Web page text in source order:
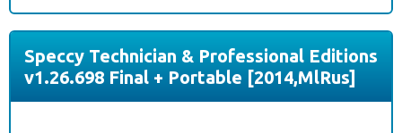
Speccy Technician & Professional Editions
v1.26.698 Final + Portable [2014,MlRus]